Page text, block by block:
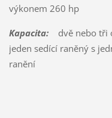
výkonem 260 hp
Kapacita:dvě nebo tři
jeden sedící raněný s
ranění